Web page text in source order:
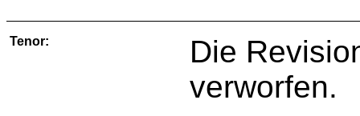
Tenor:
Die
verworfen.